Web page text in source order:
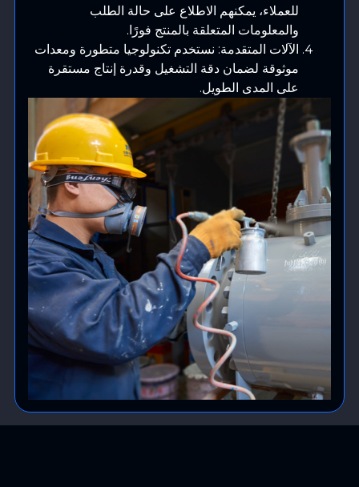
للعملاء، يمكنهم الاطلاع على حالة الطلب
والمعلومات المتعلقة بالمنتج فورًا.
الآلات المتقدمة: نستخدم تكنولوجيا متطورة ومعدات
موثوقة لضمان دقة التشغيل وقدرة إنتاج مستقرة
على المدى الطويل.